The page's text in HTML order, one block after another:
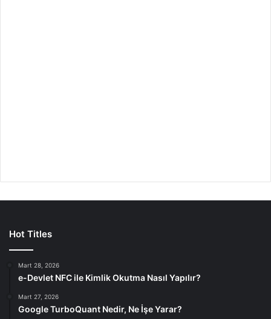
Hot Titles
Mart 28, 2026
e-Devlet NFC ile Kimlik Okutma Nasıl Yapılır?
Mart 27, 2026
Google TurboQuant Nedir, Ne İşe Yarar?